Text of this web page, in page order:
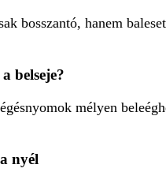
bosszantó, hanem
belseje?
mélyen
nyél